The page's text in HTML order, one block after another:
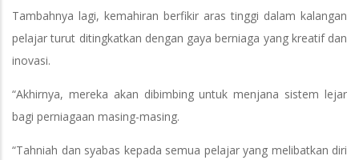
Tambahnya lagi, kemahiran berfikir aras tinggi dalam kalangan
pelajar turut ditingkatkan dengan gaya berniaga yang kreatif dan
inovasi.
“Akhirnya, mereka akan dibimbing untuk menjana sistem lejar
bagi perniagaan masing-masing.
“Tahniah dan syabas kepada semua pelajar yang melibatkan diri